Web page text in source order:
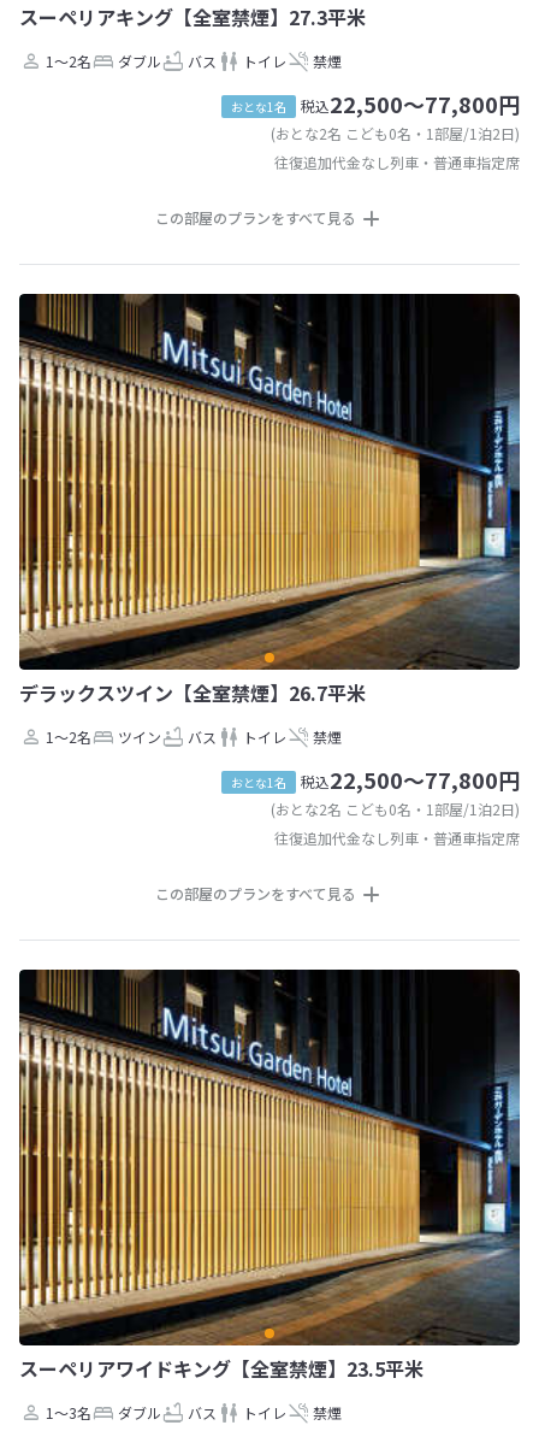
スーペリアキング【全室禁煙】27.3平米
1～2名 ダブル バス トイレ 禁煙
おとな1名 税込22,500～77,800円
(おとな2名 こども0名・1部屋/1泊2日)
往復追加代金なし列車・普通車指定席
この部屋のプランをすべて見る
デラックスツイン【全室禁煙】26.7平米
1～2名 ツイン バス トイレ 禁煙
おとな1名 税込22,500～77,800円
(おとな2名 こども0名・1部屋/1泊2日)
往復追加代金なし列車・普通車指定席
この部屋のプランをすべて見る
スーペリアワイドキング【全室禁煙】23.5平米
1～3名 ダブル バス トイレ 禁煙